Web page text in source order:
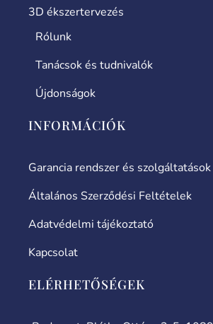
3D ékszertervezés
Rólunk
Tanácsok és tudnivalók
Újdonságok
INFORMÁCIÓK
Garancia rendszer és szolgáltatások
Általános Szerződési Feltételek
Adatvédelmi tájékoztató
Kapcsolat
ELÉRHETŐSÉGEK